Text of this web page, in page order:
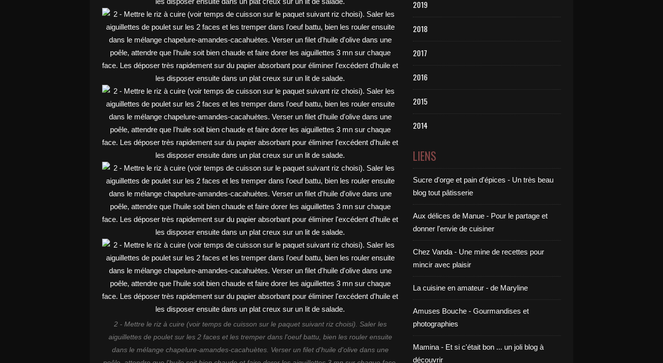
2 - Mettre le riz à cuire (voir temps de cuisson sur le paquet suivant riz choisi). Saler les
aiguillettes de poulet sur les 2 faces et les tremper dans l'oeuf battu, bien les rouler ensuite
dans le mélange chapelure-amandes-cacahuètes. Verser un filet d'huile d'olive dans une
2019
2018
2017
2016
2015
2014
LIENS
Sucre d'orge et pain d'épices - Un très beau
blog tout pâtisserie
Aux délices de Manue - Pour le partage et
donner l'envie de cuisiner
Chez Vanda - Une mine de recettes pour
mincir avec plaisir
La cuisine en amateur - de Maryline
Amuses Bouche - Gourmandises et
photographies
Mamina - Et si c'était bon ... un joli blog à
découvrir